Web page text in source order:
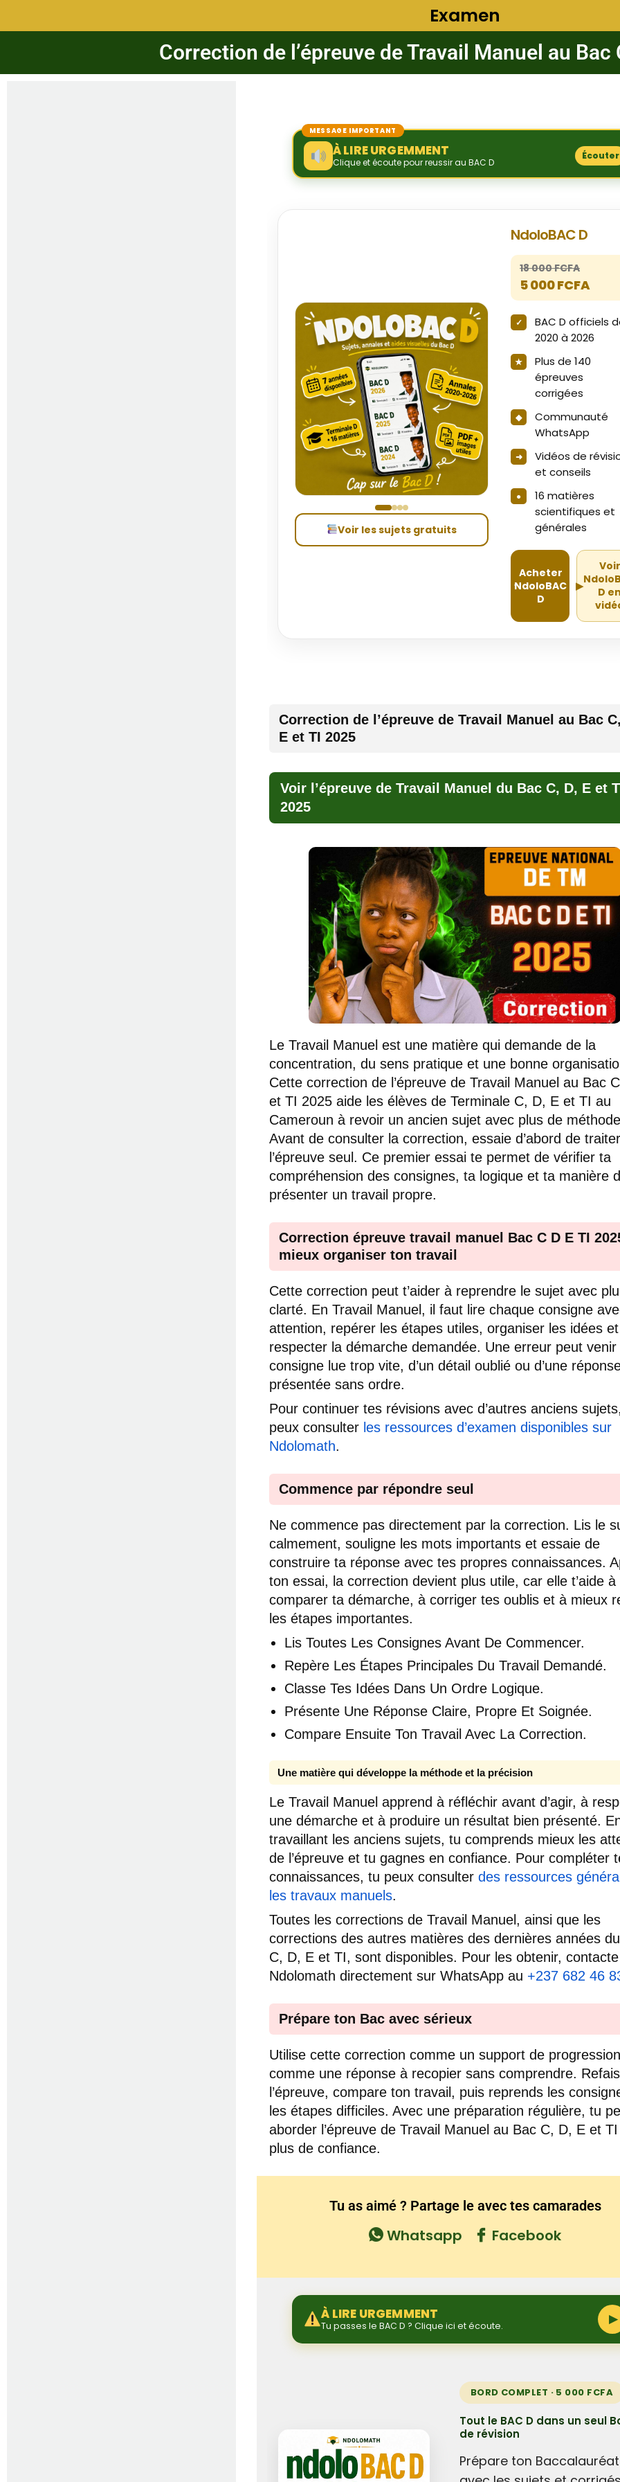
Examen
Correction de l’épreuve de Travail Manuel au Bac
MESSAGE IMPORTANT
À LIRE URGEMMENT
Clique et écoute pour reussir au BAC D
Écouter
Voir les sujets gratuits
NdoloBAC D
18 000 FCFA
5 000 FCFA
BAC D officiels
2020 à 2026
Plus de 140
épreuves
corrigées
Communauté
WhatsApp
Vidéos de
et conseils
16 matières
scientifiques et
générales
Acheter
NdoloBAC
D
▶
Voir
D
Correction de l’épreuve de Travail Manuel au Bac
E et TI 2025
Voir l’épreuve de Travail Manuel du Bac C, D, E et
2025
Le Travail Manuel est une matière qui demande de la
concentration, du sens pratique et une bonne
Cette correction de l’épreuve de Travail Manuel au Bac
et TI 2025 aide les élèves de Terminale C, D, E et TI au
Cameroun à revoir un ancien sujet avec plus de
Avant de consulter la correction, essaie d’abord de traiter
l’épreuve seul. Ce premier essai te permet de vérifier ta
compréhension des consignes, ta logique et ta manière
présenter un travail propre.
Correction épreuve travail manuel Bac C D E TI
mieux organiser ton travail
Cette correction peut t’aider à reprendre le sujet avec
clarté. En Travail Manuel, il faut lire chaque consigne
attention, repérer les étapes utiles, organiser les idées et
respecter la démarche demandée. Une erreur peut venir
consigne lue trop vite, d’un détail oublié ou d’une
présentée sans ordre.
Pour continuer tes révisions avec d’autres anciens
peux consulter les ressources d’examen disponibles sur
Ndolomath.
Commence par répondre seul
Ne commence pas directement par la correction. Lis le
calmement, souligne les mots importants et essaie de
construire ta réponse avec tes propres connaissances.
ton essai, la correction devient plus utile, car elle t’aide à
comparer ta démarche, à corriger tes oublis et à mieux
les étapes importantes.
Lis Toutes Les Consignes Avant De Commencer.
Repère Les Étapes Principales Du Travail Demandé.
Classe Tes Idées Dans Un Ordre Logique.
Présente Une Réponse Claire, Propre Et Soignée.
Compare Ensuite Ton Travail Avec La Correction.
Une matière qui développe la méthode et la précision
Le Travail Manuel apprend à réfléchir avant d’agir, à
une démarche et à produire un résultat bien présenté.
travaillant les anciens sujets, tu comprends mieux les
de l’épreuve et tu gagnes en confiance. Pour compléter
connaissances, tu peux consulter des ressources
les travaux manuels.
Toutes les corrections de Travail Manuel, ainsi que les
corrections des autres matières des dernières années
C, D, E et TI, sont disponibles. Pour les obtenir, contacte
Ndolomath directement sur WhatsApp au +237 682 46
Prépare ton Bac avec sérieux
Utilise cette correction comme un support de
comme une réponse à recopier sans comprendre. Refais
l’épreuve, compare ton travail, puis reprends les
les étapes difficiles. Avec une préparation régulière, tu
aborder l’épreuve de Travail Manuel au Bac C, D, E et
plus de confiance.
Tu as aimé ? Partage le avec tes camarades
Whatsapp Facebook
À LIRE URGEMMENT
Tu passes le BAC D ? Clique ici et écoute. ▶
BORD COMPLET · 5 000 FCFA
Tout le BAC D dans un seul
de révision
Prépare ton